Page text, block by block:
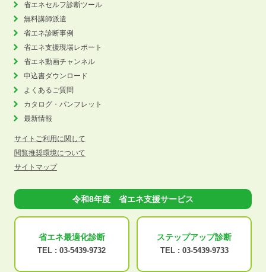
省エネセルフ診断ツール
無料講師派遣
省エネ診断事例
省エネ支援現場レポート
省エネ動画チャンネル
申込書ダウンロード
よくあるご質問
カタログ・パンフレット
最新情報
サイトご利用に関して
閲覧推奨環境について
サイトマップ
令和8年度 省エネ支援サービス
省エネ最適化診断
TEL : 03-5439-9732
ステップアップ診断
TEL : 03-5439-9733